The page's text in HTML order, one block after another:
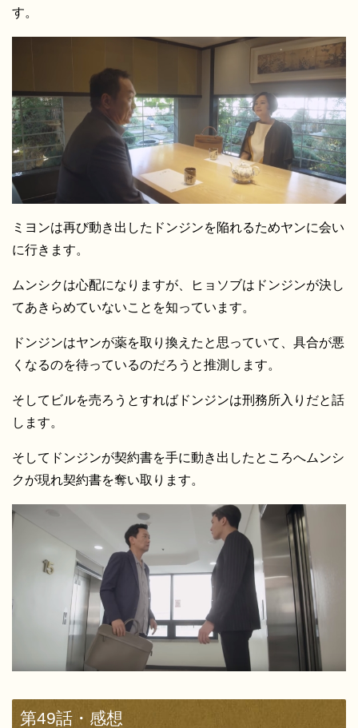
す。
ミヨンは再び動き出したドンジンを陥れるためヤンに会い
に行きます。
ムンシクは心配になりますが、ヒョソブはドンジンが決し
てあきらめていないことを知っています。
ドンジンはヤンが薬を取り換えたと思っていて、具合が悪
くなるのを待っているのだろうと推測します。
そしてビルを売ろうとすればドンジンは刑務所入りだと話
します。
そしてドンジンが契約書を手に動き出したところへムンシ
クが現れ契約書を奪い取ります。
第49話・感想